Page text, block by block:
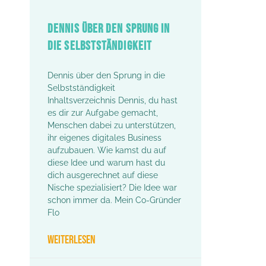
DENNIS ÜBER DEN SPRUNG IN
DIE SELBSTSTÄNDIGKEIT
Dennis über den Sprung in die
Selbstständigkeit
Inhaltsverzeichnis Dennis, du hast
es dir zur Aufgabe gemacht,
Menschen dabei zu unterstützen,
ihr eigenes digitales Business
aufzubauen. Wie kamst du auf
diese Idee und warum hast du
dich ausgerechnet auf diese
Nische spezialisiert? Die Idee war
schon immer da. Mein Co-Gründer
Flo
WEITERLESEN